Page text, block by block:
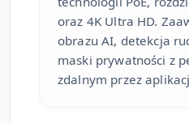
oraz 4K Ultra HD.
obrazu AI, detekcja
maski prywatności z
zdalnym przez